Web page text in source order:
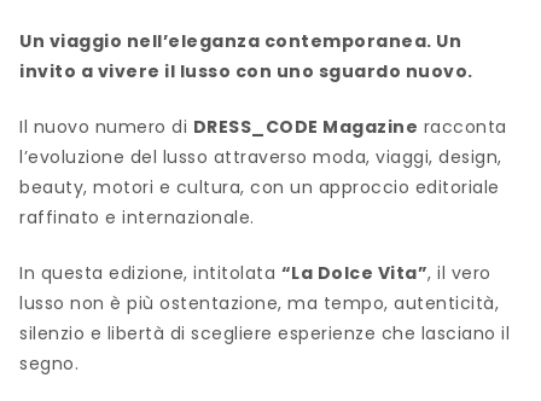
Un viaggio nell’eleganza contemporanea. Un
invito a vivere il lusso con uno sguardo nuovo.
Il nuovo numero di DRESS_CODE Magazine racconta
l’evoluzione del lusso attraverso moda, viaggi, design,
beauty, motori e cultura, con un approccio editoriale
raffinato e internazionale.
In questa edizione, intitolata “La Dolce Vita”, il vero
lusso non è più ostentazione, ma tempo, autenticità,
silenzio e libertà di scegliere esperienze che lasciano il
segno.